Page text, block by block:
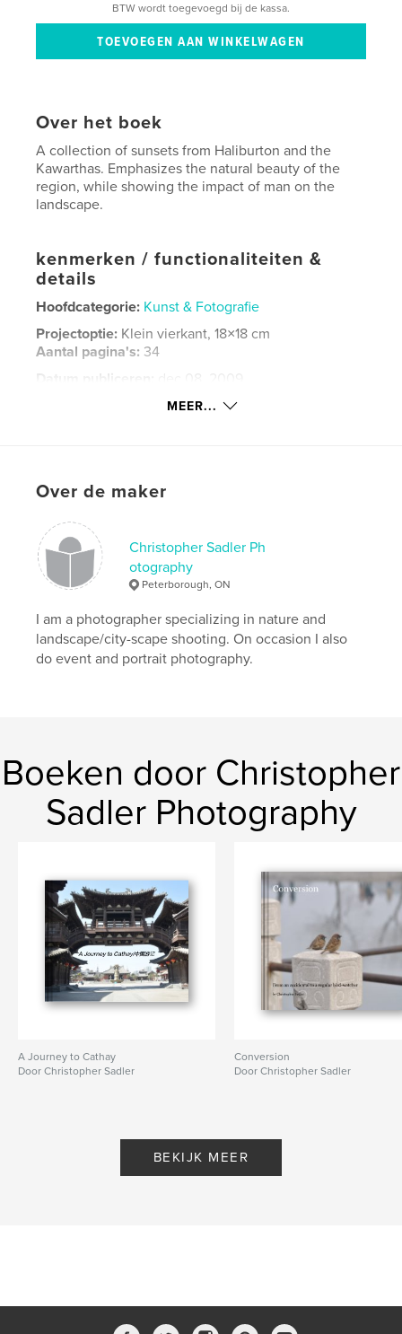
BTW wordt toegevoegd bij de kassa.
Over het boek
A collection of sunsets from Haliburton and the
Kawarthas. Emphasizes the natural beauty of the
region, while showing the impact of man on the
landscape.
kenmerken / functionaliteiten &
details
Hoofdcategorie: Kunst & Fotografie
Projectoptie: Klein vierkant, 18×18 cm
Aantal pagina's: 34
Datum publiceren:
dec 08, 2009
MEER...
Over de maker
Christopher Sadler Ph
otography
Peterborough, ON
I am a photographer specializing in nature and
landscape/city-scape shooting. On occasion I also
do event and portrait photography.
Boeken door Christopher
Sadler Photography
A Journey to Cathay
Door Christopher Sadler
Conversion
Door Christopher Sadler
BEKIJK MEER